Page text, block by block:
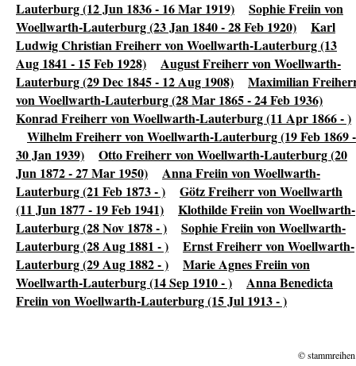
Lauterburg (12 Jun 1836 - 16 Mar 1919)
Sophie Freiin von
Woellwarth-Lauterburg (23 Jan 1840 - 28 Feb 1920)
Karl
Ludwig Christian Freiherr von Woellwarth-Lauterburg (13
Aug 1841 - 15 Feb 1928)
August Freiherr von Woellwarth-
Lauterburg (29 Dec 1845 - 12 Aug 1908)
Maximilian
von Woellwarth-Lauterburg (28 Mar 1865 - 24 Feb 1936)
Konrad Freiherr von Woellwarth-Lauterburg (11 Apr 1866 - )
Wilhelm Freiherr von Woellwarth-Lauterburg (19 Feb 1869 -
30 Jan 1939)
Otto Freiherr von Woellwarth-Lauterburg (20
Jun 1872 - 27 Mar 1950)
Anna Freiin von Woellwarth-
Lauterburg (21 Feb 1873 - )
Götz Freiherr von Woellwarth
(11 Jun 1877 - 19 Feb 1941)
Klothilde Freiin von Woellwarth-
Lauterburg (28 Nov 1878 - )
Sophie Freiin von Woellwarth-
Lauterburg (28 Aug 1881 - )
Ernst Freiherr von Woellwarth-
Lauterburg (29 Aug 1882 - )
Marie Agnes Freiin von
Woellwarth-Lauterburg (14 Sep 1910 - )
Anna Benedicta
Freiin von Woellwarth-Lauterburg (15 Jul 1913 - )
©